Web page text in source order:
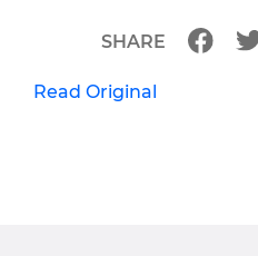
Read Original
SHARE